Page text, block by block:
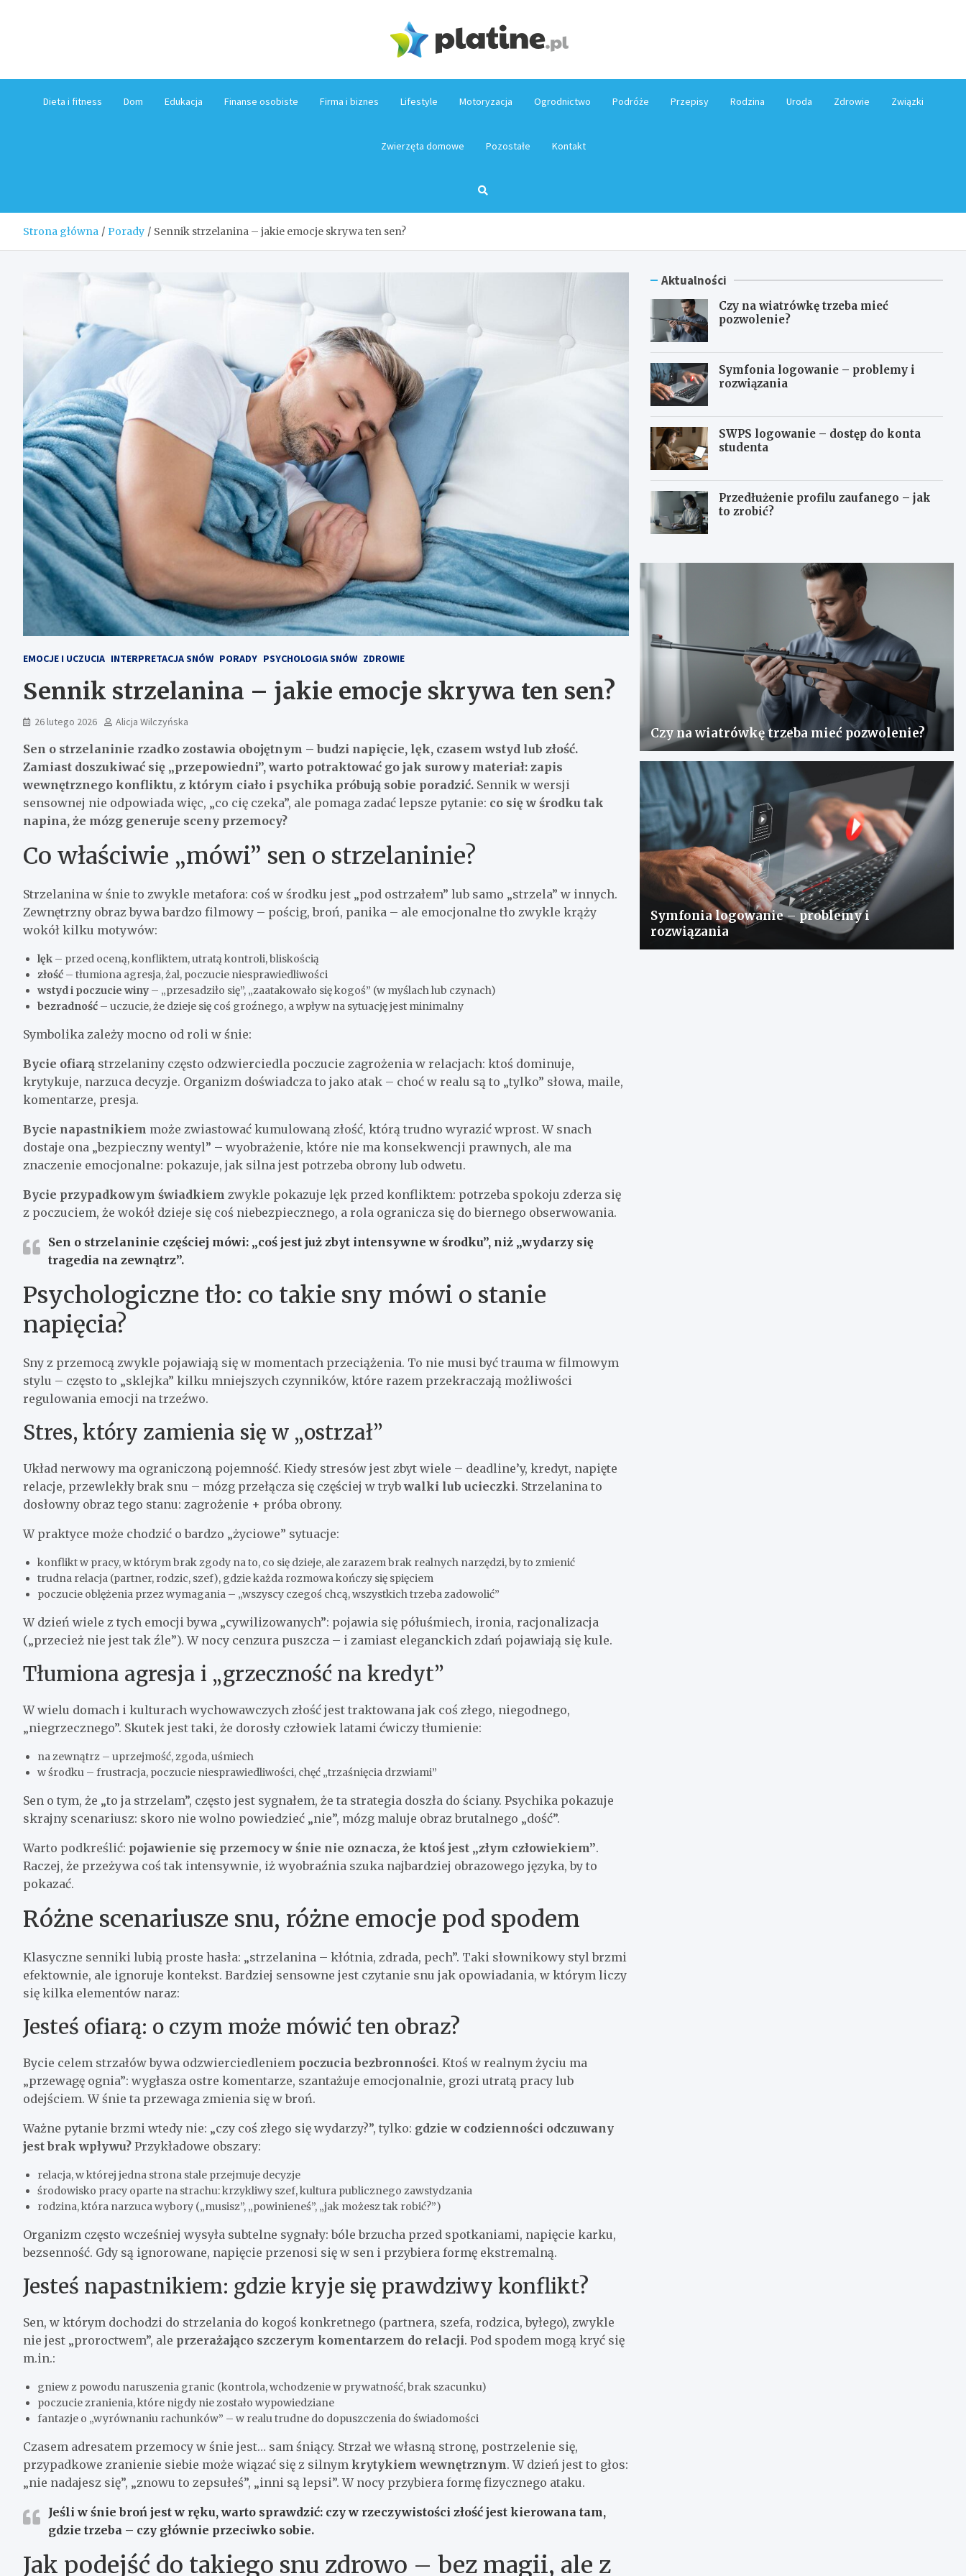
Dieta i fitness Dom Edukacja Finanse osobiste Firma i biznes Lifestyle Motoryzacja Ogrodnictwo Podróże Przepisy Rodzina Uroda Zdrowie Związki
Zwierzęta domowe Pozostałe Kontakt
Strona główna Porady Sennik strzelanina – jakie emocje skrywa ten sen?
EMOCJE I UCZUCIA INTERPRETACJA SNÓW PORADY PSYCHOLOGIA SNÓW ZDROWIE
Sennik strzelanina – jakie emocje skrywa ten sen?
26 lutego 2026 Alicja Wilczyńska
Sen o strzelaninie rzadko zostawia obojętnym – budzi napięcie, lęk, czasem wstyd lub złość.
Zamiast doszukiwać się „przepowiedni”, warto potraktować go jak surowy materiał: zapis
wewnętrznego konfliktu, z którym ciało i psychika próbują sobie poradzić. Sennik w wersji
sensownej nie odpowiada więc, „co cię czeka”, ale pomaga zadać lepsze pytanie: co się w środku tak
napina, że mózg generuje sceny przemocy?
Co właściwie „mówi” sen o strzelaninie?
Strzelanina w śnie to zwykle metafora: coś w środku jest „pod ostrzałem” lub samo „strzela” w innych.
Zewnętrzny obraz bywa bardzo filmowy – pościg, broń, panika – ale emocjonalne tło zwykle krąży
wokół kilku motywów:
lęk – przed oceną, konfliktem, utratą kontroli, bliskością
złość – tłumiona agresja, żal, poczucie niesprawiedliwości
wstyd i poczucie winy – „przesadziło się”, „zaatakowało się kogoś” (w myślach lub czynach)
bezradność – uczucie, że dzieje się coś groźnego, a wpływ na sytuację jest minimalny
Symbolika zależy mocno od roli w śnie:
Bycie ofiarą strzelaniny często odzwierciedla poczucie zagrożenia w relacjach: ktoś dominuje,
krytykuje, narzuca decyzje. Organizm doświadcza to jako atak – choć w realu są to „tylko” słowa, maile,
komentarze, presja.
Bycie napastnikiem może zwiastować kumulowaną złość, którą trudno wyrazić wprost. W snach
dostaje ona „bezpieczny wentyl” – wyobrażenie, które nie ma konsekwencji prawnych, ale ma
znaczenie emocjonalne: pokazuje, jak silna jest potrzeba obrony lub odwetu.
Bycie przypadkowym świadkiem zwykle pokazuje lęk przed konfliktem: potrzeba spokoju zderza się
z poczuciem, że wokół dzieje się coś niebezpiecznego, a rola ogranicza się do biernego obserwowania.
Sen o strzelaninie częściej mówi: „coś jest już zbyt intensywne w środku”, niż „wydarzy się
tragedia na zewnątrz”.
Psychologiczne tło: co takie sny mówi o stanie
napięcia?
Sny z przemocą zwykle pojawiają się w momentach przeciążenia. To nie musi być trauma w filmowym
stylu – często to „sklejka” kilku mniejszych czynników, które razem przekraczają możliwości
regulowania emocji na trzeźwo.
Stres, który zamienia się w „ostrzał”
Układ nerwowy ma ograniczoną pojemność. Kiedy stresów jest zbyt wiele – deadline’y, kredyt, napięte
relacje, przewlekły brak snu – mózg przełącza się częściej w trybwalki lub ucieczki. Strzelanina to
dosłowny obraz tego stanu: zagrożenie + próba obrony.
W praktyce może chodzić o bardzo „życiowe” sytuacje:
konflikt w pracy, w którym brak zgody na to, co się dzieje, ale zarazem brak realnych narzędzi, by to zmienić
trudna relacja (partner, rodzic, szef), gdzie każda rozmowa kończy się spięciem
poczucie oblężenia przez wymagania – „wszyscy czegoś chcą, wszystkich trzeba zadowolić”
W dzień wiele z tych emocji bywa „cywilizowanych”: pojawia się półuśmiech, ironia, racjonalizacja
(„przecież nie jest tak źle”). W nocy cenzura puszcza – i zamiast eleganckich zdań pojawiają się kule.
Tłumiona agresja i „grzeczność na kredyt”
W wielu domach i kulturach wychowawczych złość jest traktowana jak coś złego, niegodnego,
„niegrzecznego”. Skutek jest taki, że dorosły człowiek latami ćwiczy tłumienie:
na zewnątrz – uprzejmość, zgoda, uśmiech
w środku – frustracja, poczucie niesprawiedliwości, chęć „trzaśnięcia drzwiami”
Sen o tym, że „to ja strzelam”, często jest sygnałem, że ta strategia doszła do ściany. Psychika pokazuje
skrajny scenariusz: skoro nie wolno powiedzieć „nie”, mózg maluje obraz brutalnego „dość”.
Warto podkreślić: pojawienie się przemocy w śnie nie oznacza, że ktoś jest „złym człowiekiem”.
Raczej, że przeżywa coś tak intensywnie, iż wyobraźnia szuka najbardziej obrazowego języka, by to
pokazać.
Różne scenariusze snu, różne emocje pod spodem
Klasyczne senniki lubią proste hasła: „strzelanina – kłótnia, zdrada, pech”. Taki słownikowy styl brzmi
efektownie, ale ignoruje kontekst. Bardziej sensowne jest czytanie snu jak opowiadania, w którym liczy
się kilka elementów naraz:
Jesteś ofiarą: o czym może mówić ten obraz?
Bycie celem strzałów bywa odzwierciedleniem poczucia bezbronności. Ktoś w realnym życiu ma
„przewagę ognia”: wygłasza ostre komentarze, szantażuje emocjonalnie, grozi utratą pracy lub
odejściem. W śnie ta przewaga zmienia się w broń.
Ważne pytanie brzmi wtedy nie: „czy coś złego się wydarzy?”, tylko: gdzie w codzienności odczuwany
jest brak wpływu? Przykładowe obszary:
relacja, w której jedna strona stale przejmuje decyzje
środowisko pracy oparte na strachu: krzykliwy szef, kultura publicznego zawstydzania
rodzina, która narzuca wybory („musisz”, „powinieneś”, „jak możesz tak robić?”)
Organizm często wcześniej wysyła subtelne sygnały: bóle brzucha przed spotkaniami, napięcie karku,
bezsenność. Gdy są ignorowane, napięcie przenosi się w sen i przybiera formę ekstremalną.
Jesteś napastnikiem: gdzie kryje się prawdziwy konflikt?
Sen, w którym dochodzi do strzelania do kogoś konkretnego (partnera, szefa, rodzica, byłego), zwykle
nie jest „proroctwem”, ale przerażająco szczerym komentarzem do relacji. Pod spodem mogą kryć się
m.in.:
gniew z powodu naruszenia granic (kontrola, wchodzenie w prywatność, brak szacunku)
poczucie zranienia, które nigdy nie zostało wypowiedziane
fantazje o „wyrównaniu rachunków” – w realu trudne do dopuszczenia do świadomości
Czasem adresatem przemocy w śnie jest… sam śniący. Strzał we własną stronę, postrzelenie się,
przypadkowe zranienie siebie może wiązać się z silnym krytykiem wewnętrznym. W dzień jest to głos:
„nie nadajesz się”, „znowu to zepsułeś”, „inni są lepsi”. W nocy przybiera formę fizycznego ataku.
Jeśli w śnie broń jest w ręku, warto sprawdzić: czy w rzeczywistości złość jest kierowana tam,
gdzie trzeba – czy głównie przeciwko sobie.
Jak podejść do takiego snu zdrowo – bez magii, ale z
Aktualności
Czy na wiatrówkę trzeba mieć
pozwolenie?
Symfonia logowanie – problemy i
rozwiązania
SWPS logowanie – dostęp do konta
studenta
Przedłużenie profilu zaufanego – jak
to zrobić?
Czy na wiatrówkę trzeba mieć pozwolenie?
Symfonia logowanie – problemy i
rozwiązania